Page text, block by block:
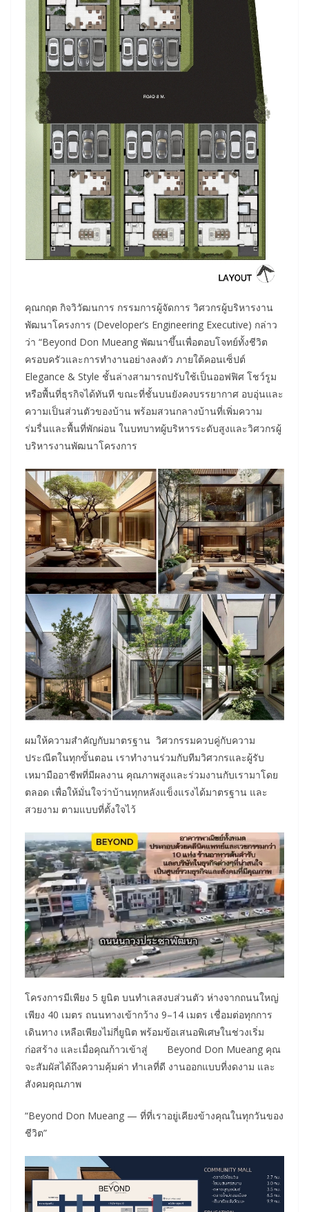
คุณกฤต กิจวิวัฒนการ กรรมการผู้จัดการ วิศวกรผู้บริหารงาน
พัฒนาโครงการ (Developer’s Engineering Executive) กล่าว
ว่า “Beyond Don Mueang พัฒนาขึ้นเพื่อตอบโจทย์ทั้งชีวิต
ครอบครัวและการทำงานอย่างลงตัว ภายใต้คอนเซ็ปต์
Elegance & Style ชั้นล่างสามารถปรับใช้เป็นออฟฟิศ โชว์รูม
หรือพื้นที่ธุรกิจได้ทันที ขณะที่ชั้นบนยังคงบรรยากาศ อบอุ่นและ
ความเป็นส่วนตัวของบ้าน พร้อมสวนกลางบ้านที่เพิ่มความ
ร่มรื่นและพื้นที่พักผ่อน ในบทบาทผู้บริหารระดับสูงและวิศวกรผู้
บริหารงานพัฒนาโครงการ
ผมให้ความสำคัญกับมาตรฐาน วิศวกรรมควบคู่กับความ
ประณีตในทุกขั้นตอน เราทำงานร่วมกับทีมวิศวกรและผู้รับ
เหมามืออาชีพที่มีผลงาน คุณภาพสูงและร่วมงานกับเรามาโดย
ตลอด เพื่อให้มั่นใจว่าบ้านทุกหลังแข็งแรงได้มาตรฐาน และ
สวยงาม ตามแบบที่ตั้งใจไว้
โครงการมีเพียง 5 ยูนิต บนทำเลสงบส่วนตัว ห่างจากถนนใหญ่
เพียง 40 เมตร ถนนทางเข้ากว้าง 9–14 เมตร เชื่อมต่อทุกการ
เดินทาง เหลือเพียงไม่กี่ยูนิต พร้อมข้อเสนอพิเศษในช่วงเริ่ม
ก่อสร้าง และเมื่อคุณก้าวเข้าสู่ Beyond Don Mueang คุณ
จะสัมผัสได้ถึงความคุ้มค่า ทำเลที่ดี งานออกแบบที่งดงาม และ
สังคมคุณภาพ
“Beyond Don Mueang — ที่ที่เราอยู่เคียงข้างคุณในทุกวันของ
ชีวิต”